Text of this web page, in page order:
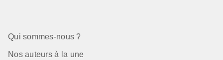
Qui sommes-nous ?
Nos auteurs à la une